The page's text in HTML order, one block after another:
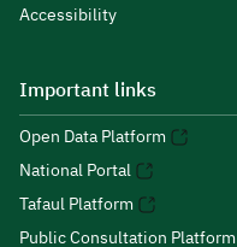
Accessibility
Important links
Open Data Platform
National Portal
Tafaul Platform
Public Consultation Platform